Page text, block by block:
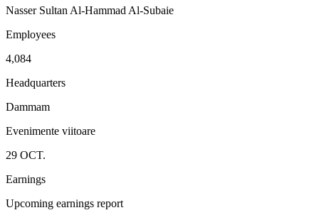
Nasser Sultan Al-Hammad Al-Subaie
Employees
4,084
Headquarters
Dammam
Evenimente viitoare
29 OCT.
Earnings
Upcoming earnings report